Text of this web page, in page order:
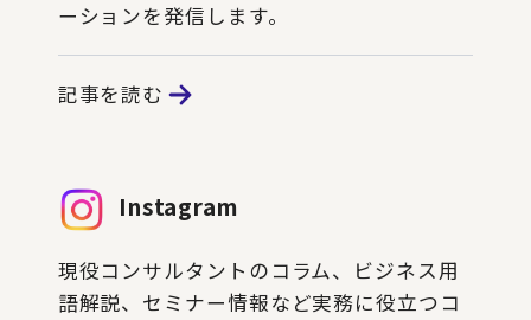
ーションを発信します。
記事を読む
Instagram
現役コンサルタントのコラム、ビジネス用
語解説、セミナー情報など実務に役立つコ